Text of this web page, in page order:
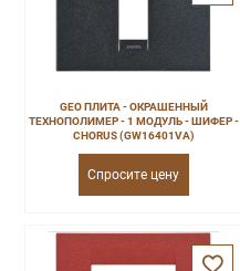
GEO ПЛИТА - ОКРАШЕННЫЙ
ТЕХНОПОЛИМЕР - 1 МОДУЛЬ - ШИФЕР -
CHORUS (GW16401VA)
Спросите цену